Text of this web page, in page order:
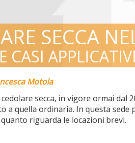
SECCA
CASI APPLICATIVI
Motola
cedolare secca, in vigore ormai
a quella ordinaria. In questa sede
riguarda le locazioni brevi.